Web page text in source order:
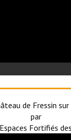
libérales
de Fressin
par
Fortifiés